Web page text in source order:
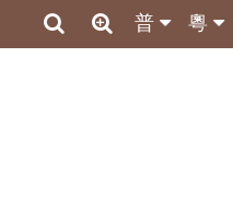
粵
普